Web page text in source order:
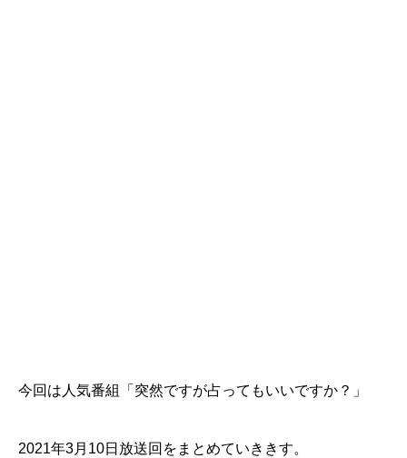
今回は人気番組「突然ですが占ってもいいですか？」
2021年3月10日放送回をまとめていききす。